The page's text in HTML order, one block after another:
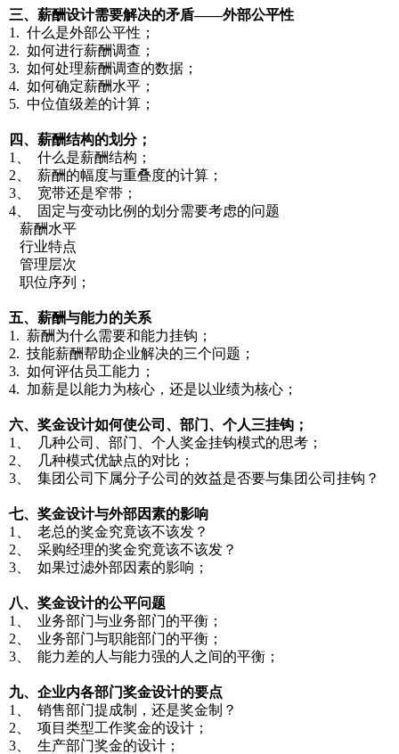
三、薪酬设计需要解决的矛盾——外部公平性
1. 什么是外部公平性；
2. 如何进行薪酬调查；
3. 如何处理薪酬调查的数据；
4. 如何确定薪酬水平；
5. 中位值级差的计算；
四、薪酬结构的划分；
1、 什么是薪酬结构；
2、 薪酬的幅度与重叠度的计算；
3、 宽带还是窄带；
4、 固定与变动比例的划分需要考虑的问题
薪酬水平
行业特点
管理层次
职位序列；
五、薪酬与能力的关系
1. 薪酬为什么需要和能力挂钩；
2. 技能薪酬帮助企业解决的三个问题；
3. 如何评估员工能力；
4. 加薪是以能力为核心，还是以业绩为核心；
六、奖金设计如何使公司、部门、个人三挂钩；
1、 几种公司、部门、个人奖金挂钩模式的思考；
2、 几种模式优缺点的对比；
3、 集团公司下属分子公司的效益是否要与集团公司挂钩？
七、奖金设计与外部因素的影响
1、 老总的奖金究竟该不该发？
2、 采购经理的奖金究竟该不该发？
3、 如果过滤外部因素的影响；
八、奖金设计的公平问题
1、 业务部门与业务部门的平衡；
2、 业务部门与职能部门的平衡；
3、 能力差的人与能力强的人之间的平衡；
九、企业内各部门奖金设计的要点
1、 销售部门提成制，还是奖金制？
2、 项目类型工作奖金的设计；
3、 生产部门奖金的设计；